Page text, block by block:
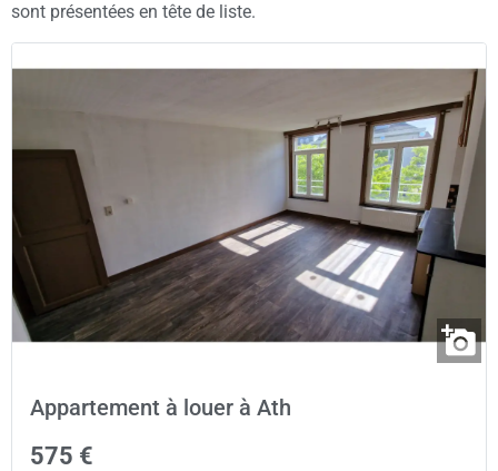
sont présentées en tête de liste.
Appartement à louer à Ath
575 €